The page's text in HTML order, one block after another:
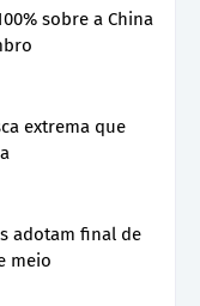
sobre a China
extrema que
adotam final de
meio